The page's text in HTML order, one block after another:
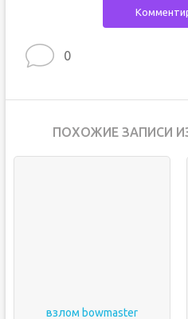
0
ПОХОЖИЕ ЗАПИСИ
взлом bowmaster